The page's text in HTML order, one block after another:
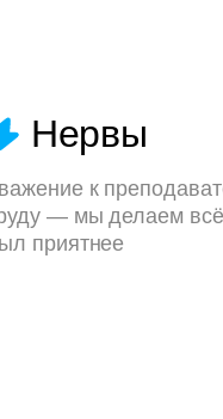
Нервы
к
— мы делаем
приятнее